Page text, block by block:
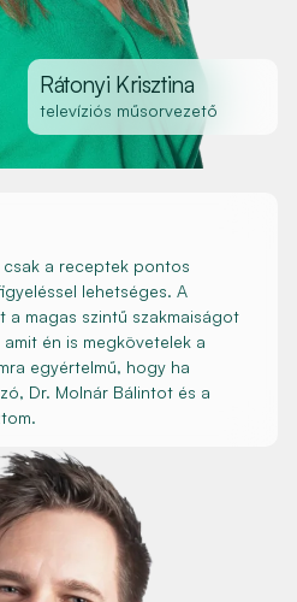
Rátonyi Krisztina
televíziós műsorvezető
csak a receptek pontos
lehetséges. A
a magas szintű szakmaiságot
én is megkövetelek a
egyértelmű, hogy ha
Dr. Molnár Bálintot és a